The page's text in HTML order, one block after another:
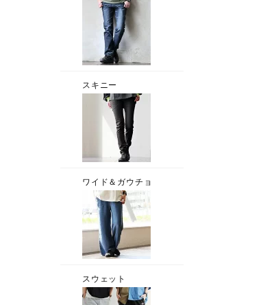
スキニー
ワイド＆ガウチョ
スウェット